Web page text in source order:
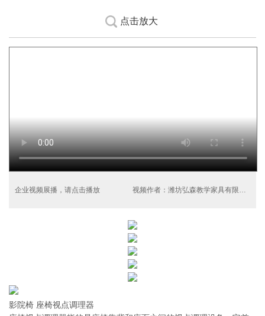
点击放大
企业视频展播，请点击播放 视频作者：潍坊弘森教学家具有限公司
影院椅 座椅视点调理器